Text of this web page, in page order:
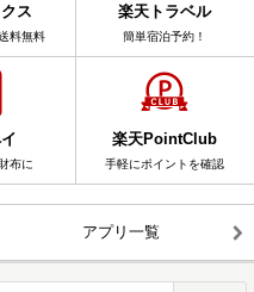
ス
料無料
楽天トラベル
簡単宿泊予約！
布に
楽天PointClub
手軽にポイントを確認
アプリ一覧